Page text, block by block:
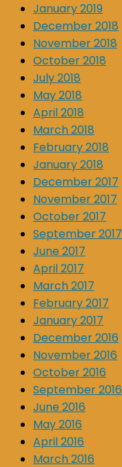
January 2019
December 2018
November 2018
October 2018
July 2018
May 2018
April 2018
March 2018
February 2018
January 2018
December 2017
November 2017
October 2017
September 2017
June 2017
April 2017
March 2017
February 2017
January 2017
December 2016
November 2016
October 2016
September 2016
June 2016
May 2016
April 2016
March 2016